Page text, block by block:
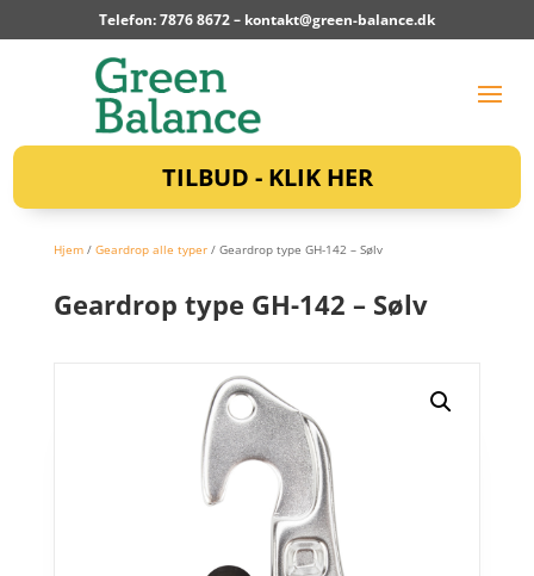
Telefon: 7876 8672 – kontakt@green-balance.dk
TILBUD - KLIK HER
Hjem/ Geardrop alle typer/ Geardrop type GH-142 – Sølv
Geardrop type GH-142 – Sølv